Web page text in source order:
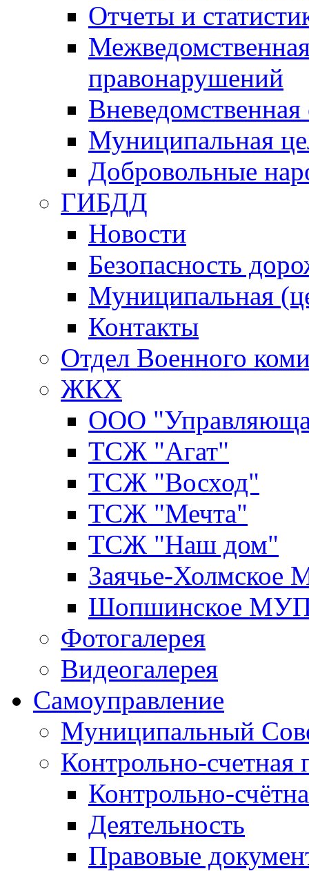
Отчеты и
правонарушений
Вневедомственная
Муниципальная
Добровольные
ГИБДД
Новости
Безопасность
Муниципальная
Контакты
Отдел Военного
ЖКХ
ООО
ТСЖ "Агат"
ТСЖ "Восход"
ТСЖ "Мечта"
ТСЖ "Наш дом"
Заячье-
Шопшинское
Фотогалерея
Видеогалерея
Самоуправление
Муниципальный
Контрольно-счетная
Контрольно-
Деятельность
Правовые